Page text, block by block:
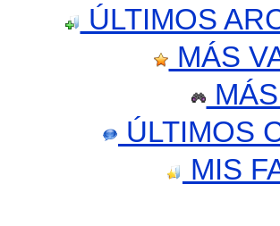
ÚLTIMOS
MÁS
ÚLTIMOS
MIS